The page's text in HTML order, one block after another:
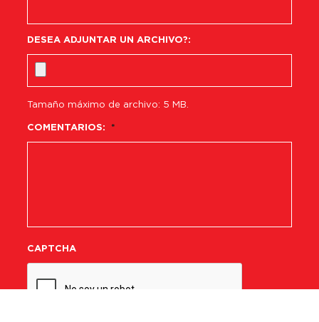
DESEA ADJUNTAR UN ARCHIVO?:
Tamaño máximo de archivo: 5 MB.
COMENTARIOS: *
CAPTCHA